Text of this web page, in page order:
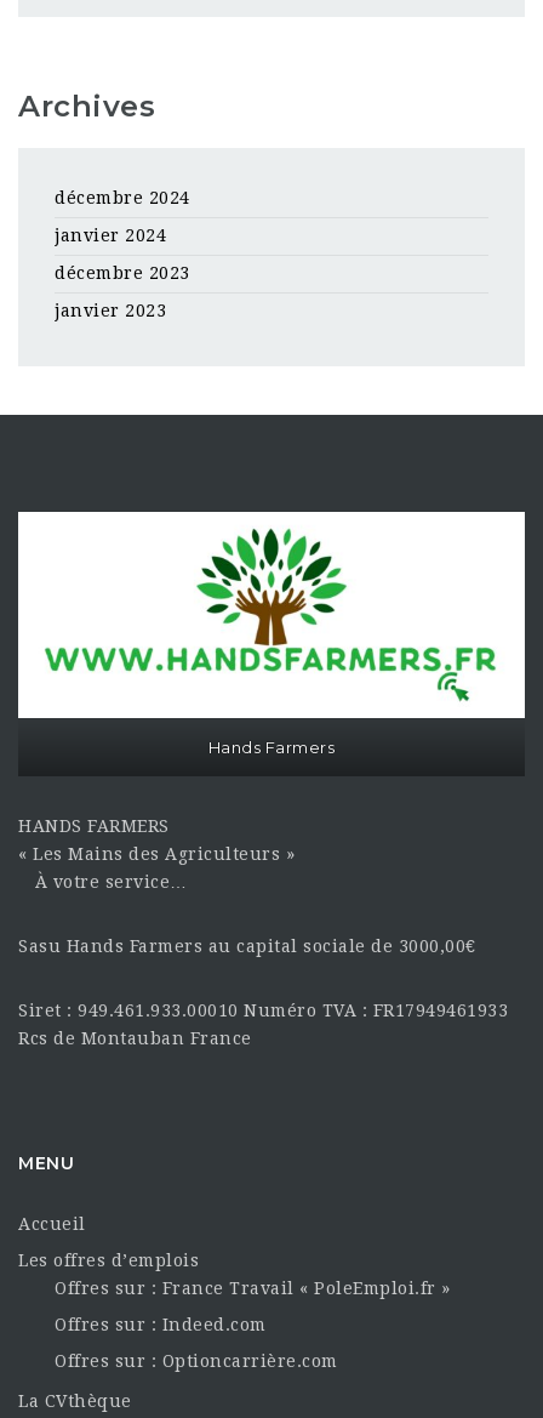
Archives
décembre 2024
janvier 2024
décembre 2023
janvier 2023
Hands Farmers
HANDS FARMERS
« Les Mains des Agriculteurs »
À votre service…
Sasu Hands Farmers au capital sociale de 3000,00€
Siret : 949.461.933.00010 Numéro TVA : FR17949461933
Rcs de Montauban France
MENU
Accueil
Les offres d’emplois
Offres sur : France Travail « PoleEmploi.fr »
Offres sur : Indeed.com
Offres sur : Optioncarrière.com
La CVthèque